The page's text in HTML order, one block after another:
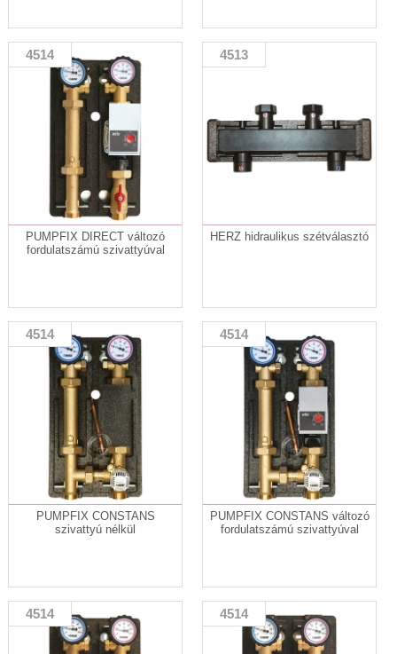
4514
PUMPFIX DIRECT változó
fordulatszámú szivattyúval
4513
HERZ hidraulikus szétválasztó
4514
PUMPFIX CONSTANS
szivattyú nélkül
4514
PUMPFIX CONSTANS változó
fordulatszámú szivattyúval
4514 4514